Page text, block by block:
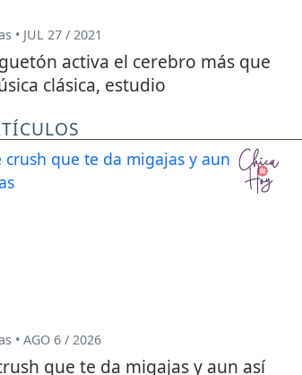
• JUL 27 / 2021
activa el cerebro más que
clásica, estudio
• AGO 6 / 2026
que te da migajas y aun así